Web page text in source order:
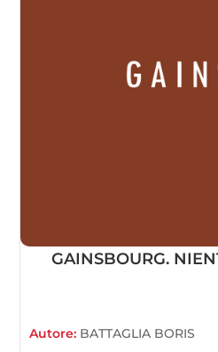
GAINSBOURG.
Autore: BATTAGLIA BORIS